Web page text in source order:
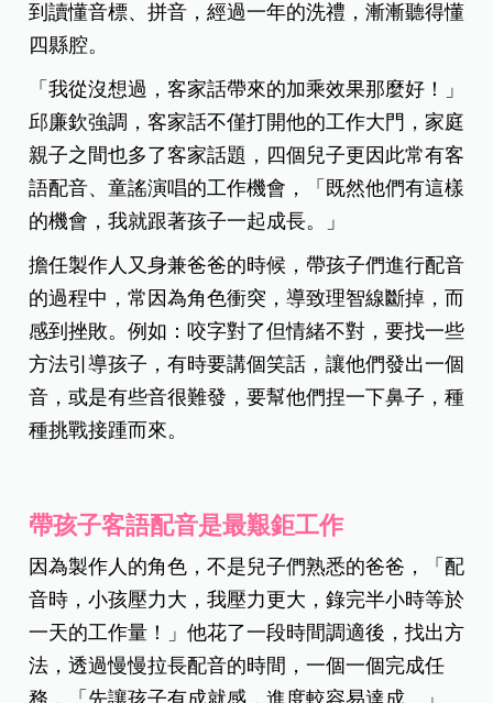
到讀懂音標、拼音，經過一年的洗禮，漸漸聽得懂
四縣腔。
「我從沒想過，客家話帶來的加乘效果那麼好！」
邱廉欽強調，客家話不僅打開他的工作大門，家庭
親子之間也多了客家話題，四個兒子更因此常有客
語配音、童謠演唱的工作機會，「既然他們有這樣
的機會，我就跟著孩子一起成長。」
擔任製作人又身兼爸爸的時候，帶孩子們進行配音
的過程中，常因為角色衝突，導致理智線斷掉，而
感到挫敗。例如：咬字對了但情緒不對，要找一些
方法引導孩子，有時要講個笑話，讓他們發出一個
音，或是有些音很難發，要幫他們捏一下鼻子，種
種挑戰接踵而來。
帶孩子客語配音是最艱鉅工作
因為製作人的角色，不是兒子們熟悉的爸爸，「配
音時，小孩壓力大，我壓力更大，錄完半小時等於
一天的工作量！」他花了一段時間調適後，找出方
法，透過慢慢拉長配音的時間，一個一個完成任